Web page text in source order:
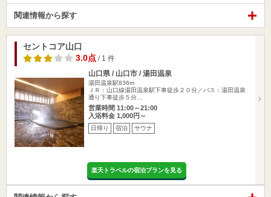
関連情報から探す
セントコア山口
3.0点 / 1 件
山口県 / 山口市 / 湯田温泉
湯田温泉駅836m
ＪＲ：山口線湯田温泉駅下車徒歩２０分／バス：湯田温泉
通り下車徒歩５分…
営業時間 11:00～21:00
入浴料金 1,000円～
日帰り 宿泊 サウナ
楽天トラベルの宿泊プランを見る